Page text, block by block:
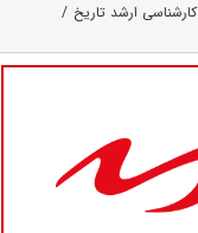
کارشناسی ارشد تاریخ